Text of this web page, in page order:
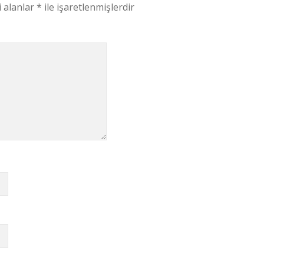
alanlar* ile işaretlenmişlerdir